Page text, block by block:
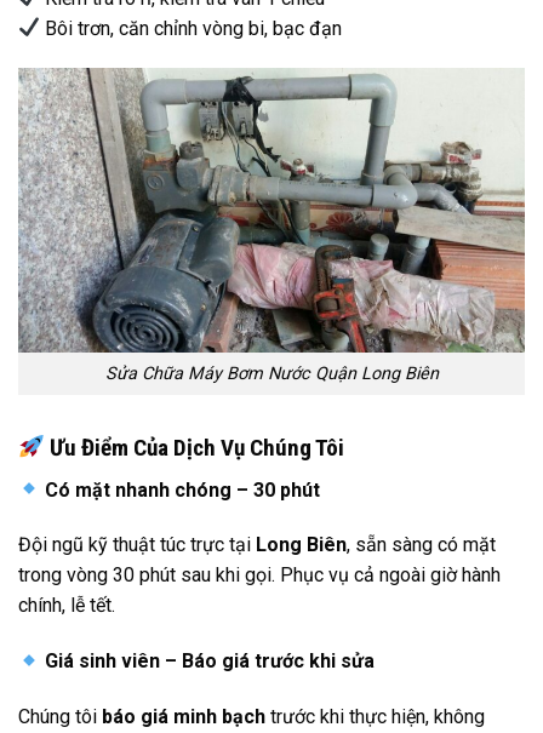
Bôi trơn, căn chỉnh vòng bi, bạc đạn
Sửa Chữa Máy Bơm Nước Quận Long Biên
Ưu Điểm Của Dịch Vụ Chúng Tôi
Có mặt nhanh chóng – 30 phút
Đội ngũ kỹ thuật túc trực tại Long Biên, sẵn sàng có mặt
trong vòng 30 phút sau khi gọi. Phục vụ cả ngoài giờ hành
chính, lễ tết.
Giá sinh viên – Báo giá trước khi sửa
Chúng tôi báo giá minh bạch trước khi thực hiện, không